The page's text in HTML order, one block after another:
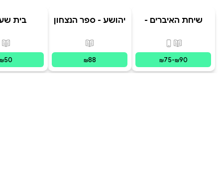
שיחת האיברים -
| מסע לריפוי
בשיטת IFS צ
פורמטים זמינים מודפס, דיגיטלי
₪75-₪90
יהושע - ספר הנצחון
פורמטים זמינים מודפס
₪88
בית
₪50